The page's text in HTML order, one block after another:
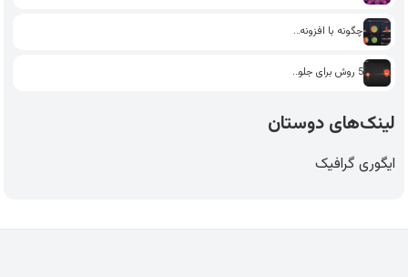
چگونه با افزونه‌های سئو در…
5 روش برای جلوگیری از…
لینک‌های دوستان
ایگوری گرافیک